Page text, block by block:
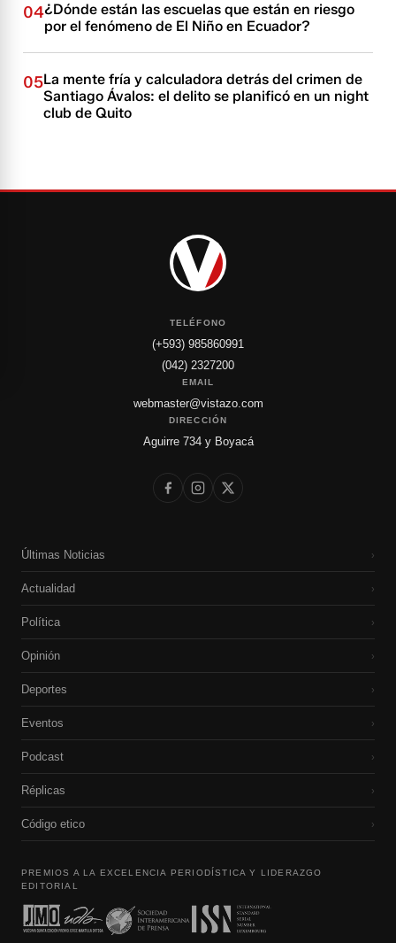
04¿Dónde están las escuelas que están en riesgo
por el fenómeno de El Niño en Ecuador?
05La mente fría y calculadora detrás del crimen de
Santiago Ávalos: el delito se planificó en un night
club de Quito
TELÉFONO
(+593) 985860991
(042) 2327200
EMAIL
webmaster@vistazo.com
DIRECCIÓN
Aguirre 734 y Boyacá
Últimas Noticias ›
Actualidad ›
Política ›
Opinión ›
Deportes ›
Eventos ›
Podcast ›
Réplicas ›
Código etico ›
PREMIOS A LA EXCELENCIA PERIODÍSTICA Y LIDERAZGO
EDITORIAL